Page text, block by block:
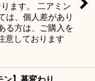
ます。 二アミン
は、個人差があり
る方は、ご購入を
意しております
ン】墓変わり